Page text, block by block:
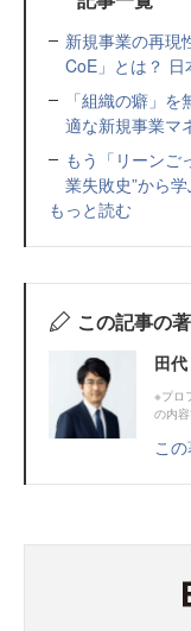
新規事業の再現
CoE」とは？
「組織の癖」
適な新規事業マ
もう「リーンご
業失敗史”から
もっと読む
この記事の
田
※プロ
の内
こ